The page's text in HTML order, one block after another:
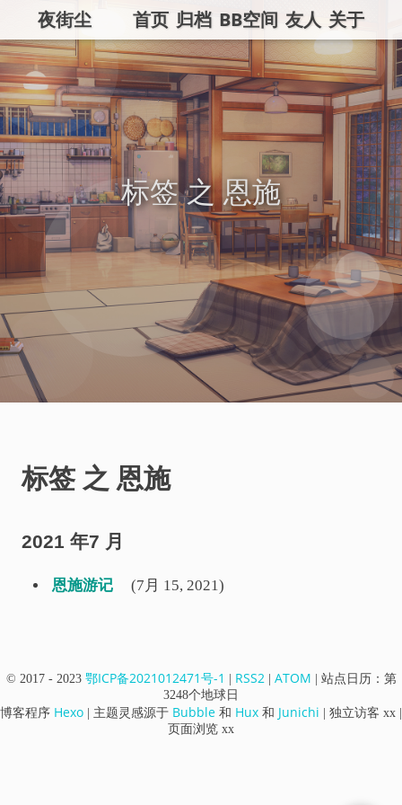
夜街尘 首页 归档 BB空间 友人 关于
标签 之 恩施
标签 之 恩施
2021 年7 月
恩施游记 (7月 15, 2021)
© 2017 - 2023 鄂ICP备2021012471号-1 RSS2| ATOM
站点日历：第
3248个地球日
博客程序 Hexo | 主题灵感源于 Bubble 和 Hux 和 Junichi | 独立访客 xx
页面浏览 xx